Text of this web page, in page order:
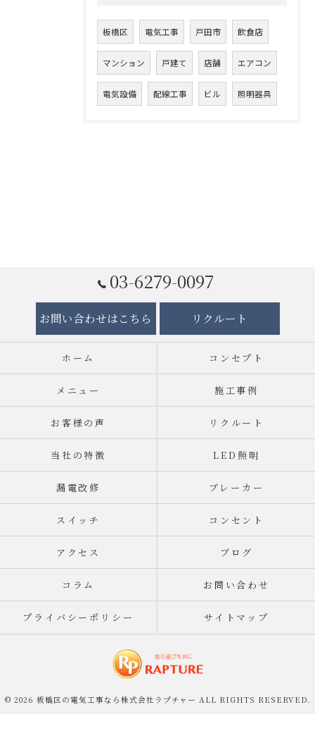
板橋区 電気工事 戸田市 飲食店
マンション 戸建て 店舗 エアコン
電気設備 配線工事 ビル 照明器具
03-6279-0097
お問い合わせはこちら リクルート
ホーム コンセプト
メニュー 施工事例
お客様の声 リクルート
当社の特徴 LED照明
漏電改修 ブレーカー
スイッチ コンセント
アクセス ブログ
コラム お問い合わせ
プライバシーポリシー サイトマップ
© 2026 板橋区の電気工事なら株式会社ラプチャー ALL RIGHTS RESERVED.